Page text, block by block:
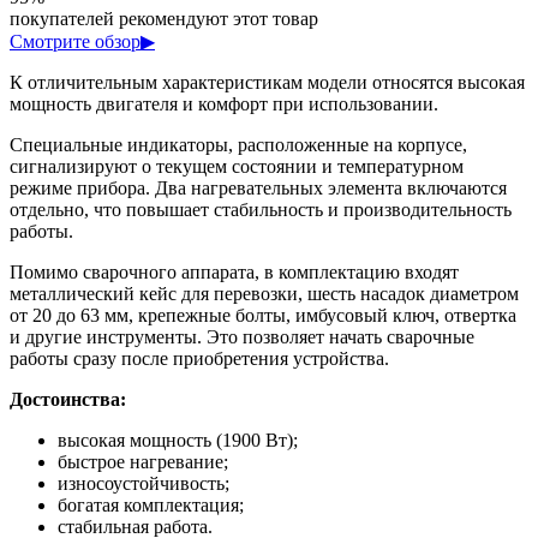
покупателей рекомендуют этот товар
Смотрите обзор▶
К отличительным характеристикам модели относятся высокая
мощность двигателя и комфорт при использовании.
Специальные индикаторы, расположенные на корпусе,
сигнализируют о текущем состоянии и температурном
режиме прибора. Два нагревательных элемента включаются
отдельно, что повышает стабильность и производительность
работы.
Помимо сварочного аппарата, в комплектацию входят
металлический кейс для перевозки, шесть насадок диаметром
от 20 до 63 мм, крепежные болты, имбусовый ключ, отвертка
и другие инструменты. Это позволяет начать сварочные
работы сразу после приобретения устройства.
Достоинства:
высокая мощность (1900 Вт);
быстрое нагревание;
износоустойчивость;
богатая комплектация;
стабильная работа.